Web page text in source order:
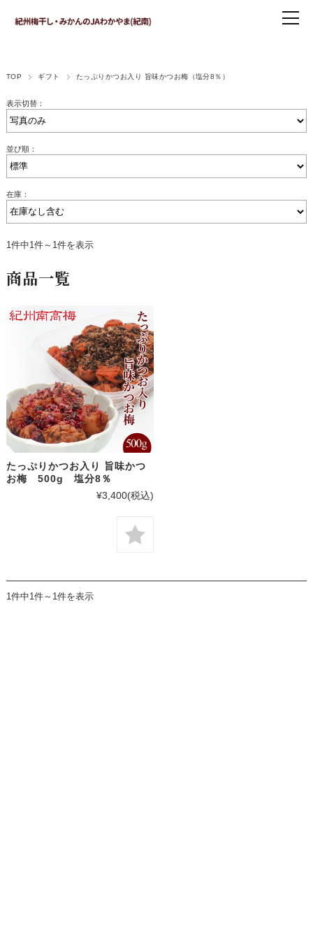
TOP ギフト たっぷりかつお入り 旨味かつお梅（塩分8％）
表示切替：
並び順：
在庫：
1件中1件～1件を表示
商品一覧
たっぷりかつお入り 旨味かつ
お梅 500g 塩分8％
¥3,400(税込)
1件中1件～1件を表示